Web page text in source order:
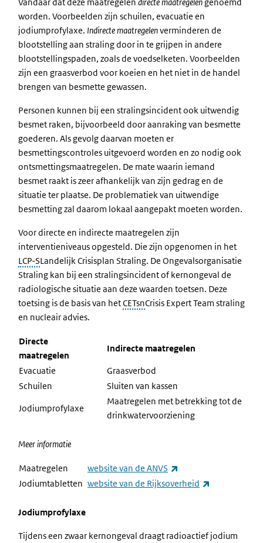
worden. Voorbeelden zijn schuilen, evacuatie en
jodiumprofylaxe. Indirecte maatregelenverminderen de
blootstelling aan straling door in te grijpen in andere
blootstellingspaden, zoals de voedselketen. Voorbeelden
zijn een graasverbod voor koeien en het niet in de handel
brengen van besmette gewassen.
Personen kunnen bij een stralingsincident ook uitwendig
besmet raken, bijvoorbeeld door aanraking van besmette
goederen. Als gevolg daarvan moeten er
besmettingscontroles uitgevoerd worden en zo nodig ook
ontsmettingsmaatregelen. De mate waarin iemand
besmet raakt is zeer afhankelijk van zijn gedrag en de
situatie ter plaatse. De problematiek van uitwendige
besmetting zal daarom lokaal aangepakt moeten worden.
Voor directe en indirecte maatregelen zijn
interventieniveaus opgesteld. Die zijn opgenomen in het
LCP-SLandelijk Crisisplan Straling. De Ongevalsorganisatie
Straling kan bij een stralingsincident of kernongeval de
radiologische situatie aan deze waarden toetsen. Deze
toetsing is de basis van hetCETsnCrisis Expert Team straling
en nucleairadvies.
Directe
maatregelen
Indirecte maatregelen
Evacuatie
Graasverbod
Schuilen
Sluiten van kassen
Jodiumprofylaxe
Maatregelen met betrekking tot de
drinkwatervoorziening
Meer informatie
Maatregelen website van de ANVS
Jodiumtabletten website van de Rijksoverheid
Jodiumprofylaxe
Tijdens een zwaar kernongeval draagt radioactief jodium